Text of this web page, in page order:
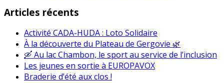
Articles récents
Activité CADA-HUDA : Loto Solidaire
À la découverte du Plateau de Gergovie 🌿
🛶 Au lac Chambon, le sport au service de l’inclusion
Les jeunes en sortie à EUROPAVOX
Braderie d’été aux clos !